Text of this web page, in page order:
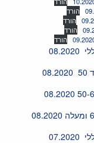
הורד
הורד
הורד
הורד